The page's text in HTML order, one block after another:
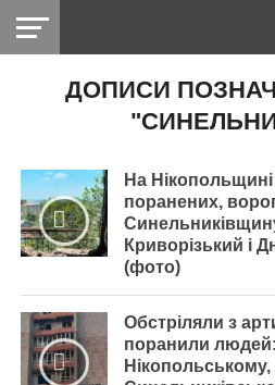
НІКОПОЛЬ
СІЧЕСЛАВСЬКА
ДОПОМОГА
РАДІО
ДОПИСИ
На Нікопольщині
поранених,
Криворізький і
(фото)
Обстріляли з
поранили людей: